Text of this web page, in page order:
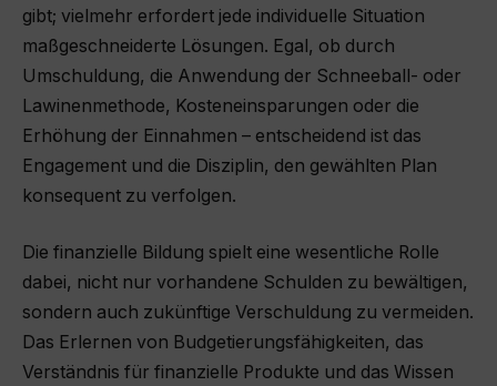
gibt; vielmehr erfordert jede individuelle Situation
maßgeschneiderte Lösungen. Egal, ob durch
Umschuldung, die Anwendung der Schneeball- oder
Lawinenmethode, Kosteneinsparungen oder die
Erhöhung der Einnahmen – entscheidend ist das
Engagement und die Disziplin, den gewählten Plan
konsequent zu verfolgen.
Die finanzielle Bildung spielt eine wesentliche Rolle
dabei, nicht nur vorhandene Schulden zu bewältigen,
sondern auch zukünftige Verschuldung zu vermeiden.
Das Erlernen von Budgetierungsfähigkeiten, das
Verständnis für finanzielle Produkte und das Wissen